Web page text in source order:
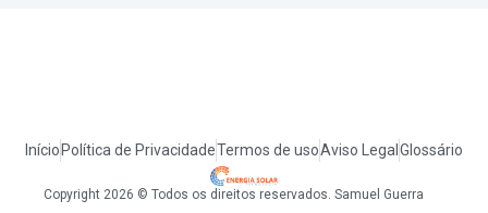
Início Política de PrivacidadeTermos de usoAviso Legal Glossário
Copyright 2026 © Todos os direitos reservados. Samuel Guerra